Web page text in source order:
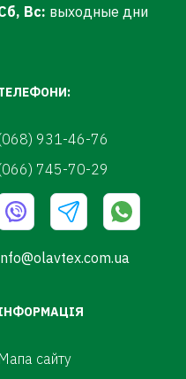
Вс: выходные дни
931-46-76
745-70-29
Мапа сайту